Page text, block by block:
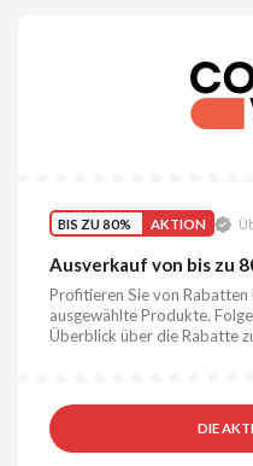
BIS ZU 80% AKTION
Ausverkauf von bis zu
Profitieren Sie von Rabatten
ausgewählte Produkte.
Überblick über die Rabatte
DIE